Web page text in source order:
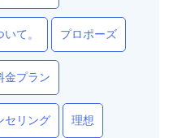
て。 プロポーズ
金プラン
セリング 理想